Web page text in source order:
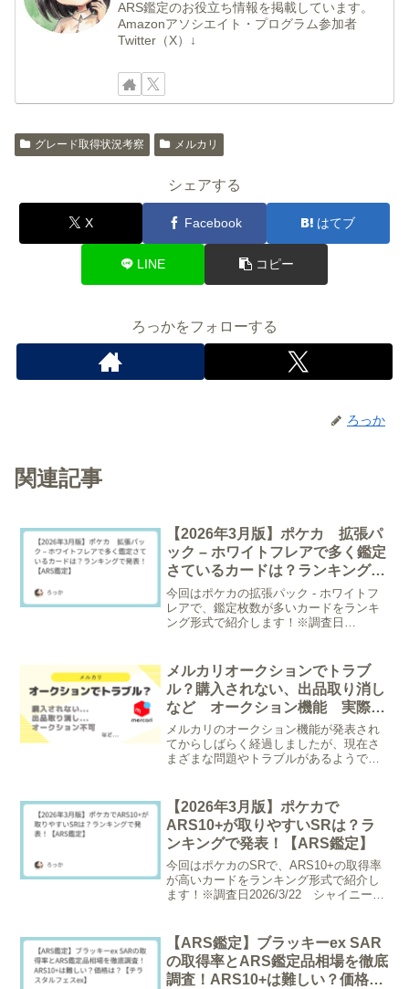
ARS鑑定のお役立ち情報を掲載しています。
Amazonアソシエイト・プログラム参加者
Twitter（X）↓
グレード取得状況考察 メルカリ
シェアする
X Facebook はてブ
LINE コピー
ろっかをフォローする
ろっか
関連記事
【2026年3月版】ポケカ 拡張パ
ック – ホワイトフレアで多く鑑定
さているカードは？ランキングで
発表！【ARS鑑定】
今回はポケカの拡張パック - ホワイトフ
レアで、鑑定枚数が多いカードをランキ
ング形式で紹介します！※調査日
特化型パネルCSS --- */.rank...
メルカリオークションでトラブ
ル？購入されない、出品取り消し
など オークション機能 実際ど
う？
メルカリのオークション機能が発表され
てからしばらく経過しましたが、現在さ
まざまな問題やトラブルがあるようで
ではの問題が混在しているよう。以下、
主なトラブル事例とその背景...
【2026年3月版】ポケカで
ARS10+が取りやすいSRは？ラ
ンキングで発表！【ARS鑑定】
今回はポケカのSRで、ARS10+の取得率
が高いカードをランキング形式で紹介し
ます！※調査日2026/3/22 シャイニート
のが対象。/* --- ランキング特化...
【ARS鑑定】ブラッキーex SAR
の取得率とARS鑑定品相場を徹底
調査！ARS10+は難しい？価格